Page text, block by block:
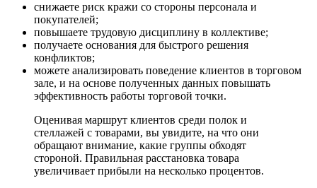
снижаете риск кражи со стороны персонала и
покупателей;
повышаете трудовую дисциплину в коллективе;
получаете основания для быстрого решения
конфликтов;
можете анализировать поведение клиентов в торговом
зале, и на основе полученных данных повышать
эффективность работы торговой точки.
Оценивая маршрут клиентов среди полок и
стеллажей с товарами, вы увидите, на что они
обращают внимание, какие группы обходят
стороной. Правильная расстановка товара
увеличивает прибыли на несколько процентов.